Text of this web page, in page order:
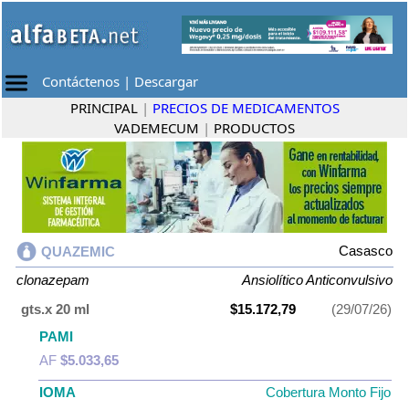
Contáctenos | Descargar
PRINCIPAL | PRECIOS DE MEDICAMENTOS
VADEMECUM | PRODUCTOS
QUAZEMIC
Casasco
clonazepam
Ansiolítico Anticonvulsivo
gts.x 20 ml
$15.172,79
(29/07/26)
PAMI
AF $5.033,65
IOMA
Cobertura Monto Fijo